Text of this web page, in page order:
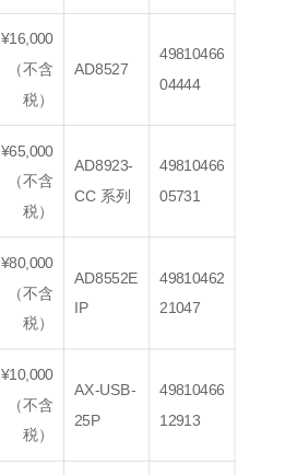
¥16,000
（不含
税）
AD8527
49810466
04444
¥65,000
（不含
税）
AD8923-
CC 系列
49810466
05731
¥80,000
（不含
税）
AD8552E
IP
49810462
21047
¥10,000
（不含
税）
AX-USB-
25P
49810466
12913